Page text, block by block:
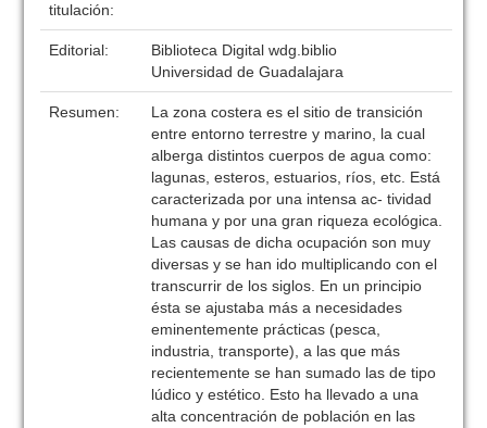
titulación:
Editorial:
Biblioteca Digital wdg.biblio
Universidad de Guadalajara
Resumen:
La zona costera es el sitio de transición
entre entorno terrestre y marino, la cual
alberga distintos cuerpos de agua como:
lagunas, esteros, estuarios, ríos, etc. Está
caracterizada por una intensa ac- tividad
humana y por una gran riqueza ecológica.
Las causas de dicha ocupación son muy
diversas y se han ido multiplicando con el
transcurrir de los siglos. En un principio
ésta se ajustaba más a necesidades
eminentemente prácticas (pesca,
industria, transporte), a las que más
recientemente se han sumado las de tipo
lúdico y estético. Esto ha llevado a una
alta concentración de población en las